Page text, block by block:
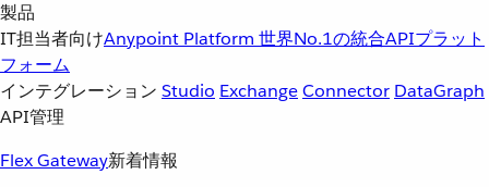
製品
IT担当者向けAnypoint Platform 世界No.1の統合APIプラット
フォーム
インテグレーション Studio ExchangeConnector DataGraph
API管理
Flex Gateway新着情報